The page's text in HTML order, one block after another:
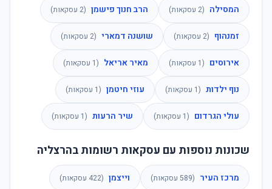
המסילה (
2 עסקאות) הרב חנוך פישמן (
2 עסקאות)
זמנהוף (
2 עסקאות) שושנה דמארי (
2 עסקאות)
אירוסים (
1 עסקאות) מאיר אריאל (
1 עסקאות)
נוף ילדות (
1 עסקאות) עוזי חיטמן (
1 עסקאות)
עולי הגרדום (
1 עסקאות) שיר הרעות (
1 עסקאות)
שכונות נוספות עם עסקאות רשומות בהרצליה
מרכז העיר (
589 עסקאות) וייצמן (
422 עסקאות)